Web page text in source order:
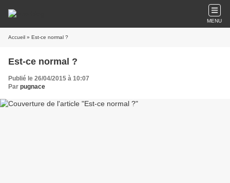
MENU
Accueil » Est-ce normal ?
Est-ce normal ?
Publié le 26/04/2015 à 10:07
Par pugnace